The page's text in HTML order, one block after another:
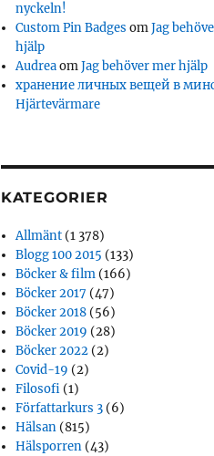
nyckeln!
Custom Pin Badges omJag
hjälp
AudreaomJag behöver mer hjälp
хранение личных вещей в
Hjärtevärmare
KATEGORIER
Allmänt (1 378)
Blogg 100 2015 (133)
Böcker & film (166)
Böcker 2017 (47)
Böcker 2018 (56)
Böcker 2019 (28)
Böcker 2022 (2)
Covid-19 (2)
Filosofi (1)
Författarkurs 3 (6)
Hälsan (815)
Hälsporren (43)